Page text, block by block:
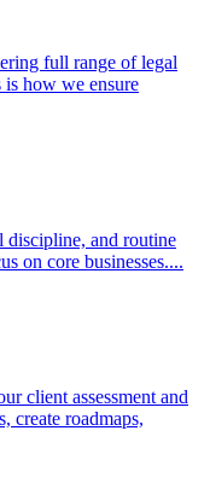
full range of legal
is how we ensure
and routine
on core businesses....
client assessment and
create roadmaps,